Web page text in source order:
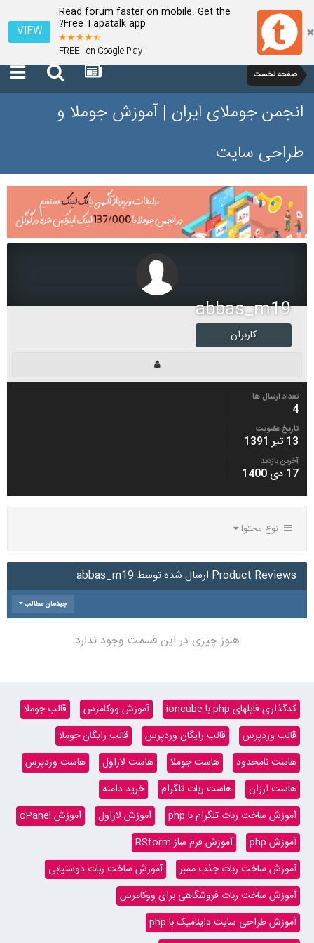
Read forum faster on mobile. Get the
Free Tapatalk app?
FREE - on Google Play
VIEW
صفحه نخست
انجمن جوملای ایران | آموزش جوملا و
طراحی سایت
abbas_m19
کاربران
تعداد ارسال ها
4
تاریخ عضویت
13 تیر 1391
آخرین بازدید
17 دی 1400
نوع محتوا
Product Reviews ارسال شده توسط abbas_m19
چیدمان مطالب
هنوز چیزی در این قسمت وجود ندارد
کدگذاری فایلهای php با ioncube آموزش ووکامرس
قالب جوملا
قالب وردپرس
قالب رایگان وردپرس
قالب رایگان جوملا
هاست نامحدود
هاست جوملا هاست لاراول
هاست وردپرس
هاست ارزان
هاست ربات تلگرام
خرید دامنه
آموزش ساخت ربات تلگرام با php
آموزش لاراول
آموزش cPanel
آموزش php
آموزش فرم ساز RSform
آموزش ساخت ربات جذب ممبر
آموزش ساخت ربات دوستیابی
آموزش ساخت ربات فروشگاهی برای ووکامرس
آموزش طراحی سایت داینامیک با php